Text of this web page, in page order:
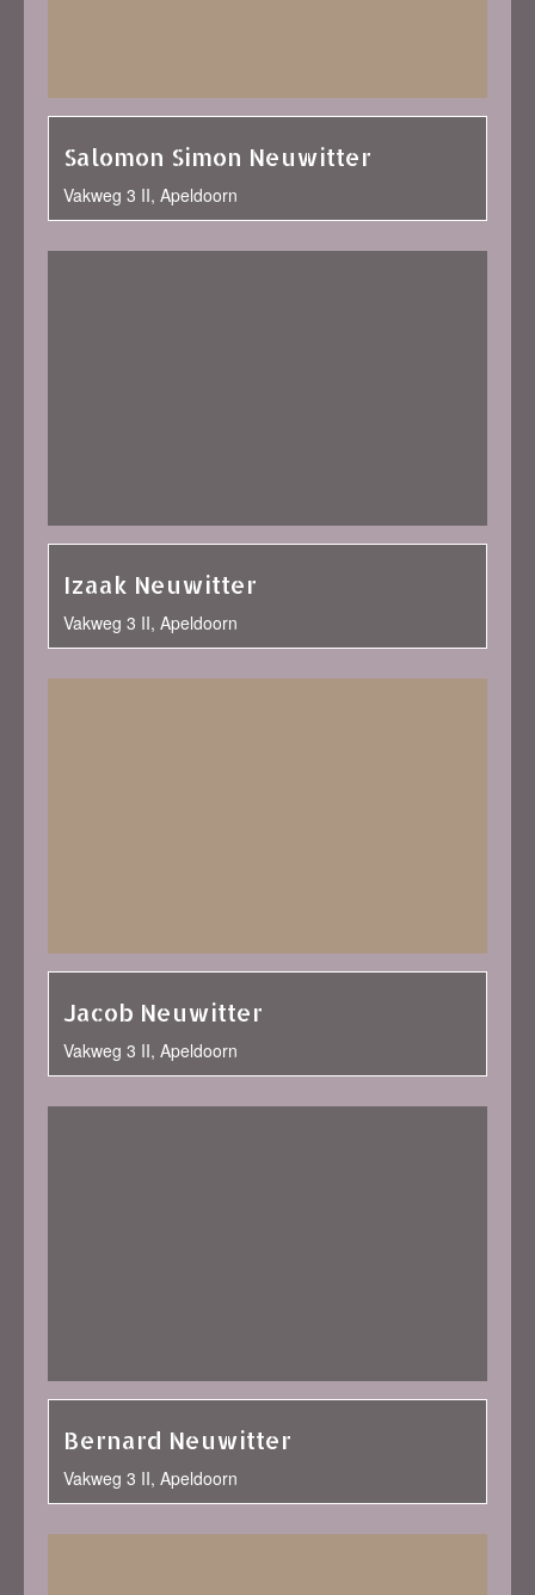
Salomon Simon Neuwitter
Vakweg 3 II, Apeldoorn
Izaak Neuwitter
Vakweg 3 II, Apeldoorn
Jacob Neuwitter
Vakweg 3 II, Apeldoorn
Bernard Neuwitter
Vakweg 3 II, Apeldoorn